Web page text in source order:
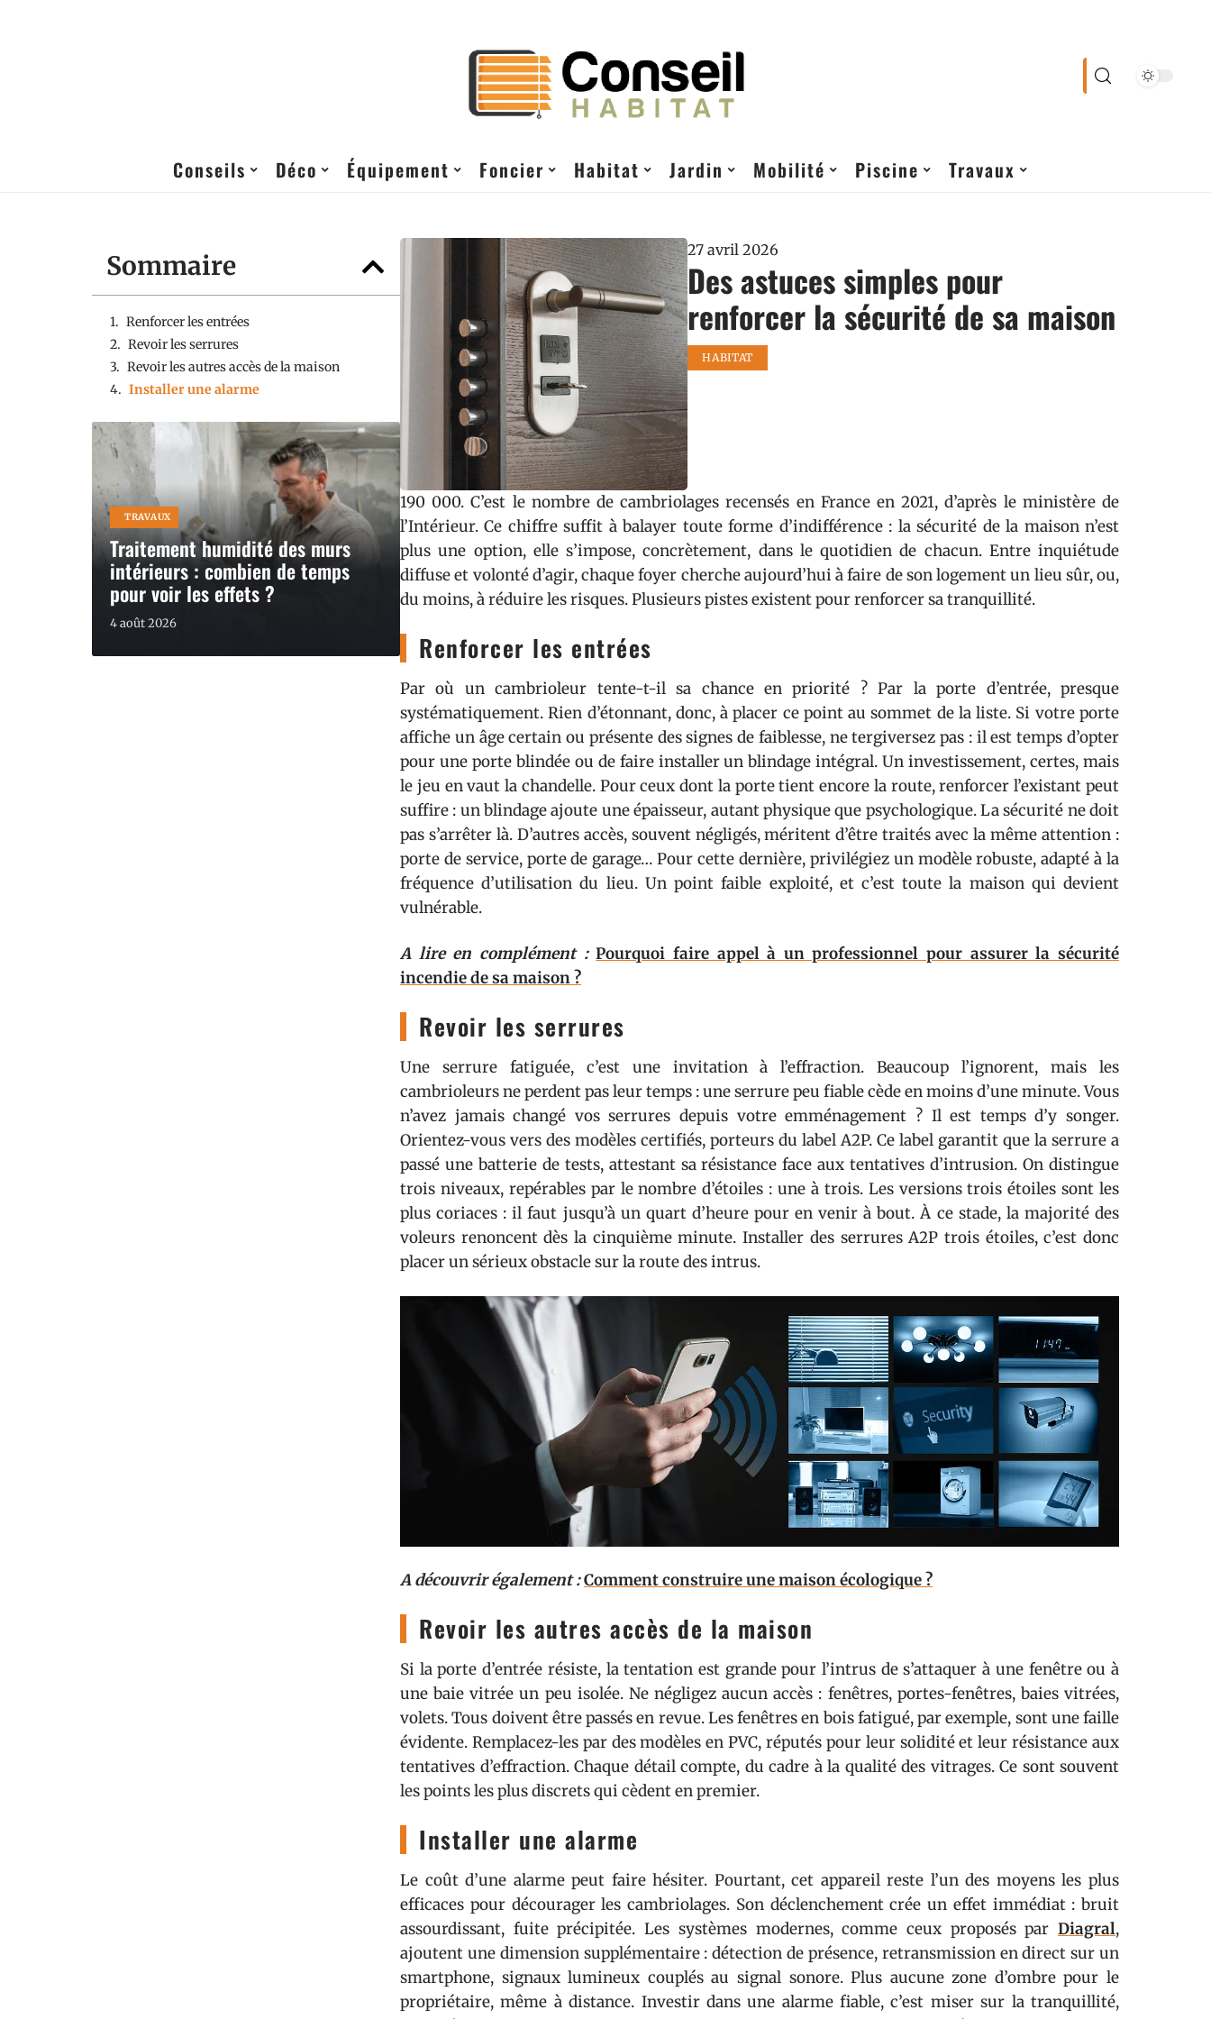
Conseils Déco Équipement Foncier Habitat Jardin Mobilité Piscine Travaux
Sommaire
Renforcer les entrées
Revoir les serrures
Revoir les autres accès de la maison
Installer une alarme
TRAVAUX
Traitement humidité des murs
intérieurs : combien de temps
pour voir les effets ?
4 août 2026
27 avril 2026
Des astuces simples pour
renforcer la sécurité de sa maison
HABITAT
190 000. C’est le nombre de cambriolages recensés en France en 2021, d’après le ministère de
l’Intérieur. Ce chiffre suffit à balayer toute forme d’indifférence : la sécurité de la maison n’est
plus une option, elle s’impose, concrètement, dans le quotidien de chacun. Entre inquiétude
diffuse et volonté d’agir, chaque foyer cherche aujourd’hui à faire de son logement un lieu sûr, ou,
du moins, à réduire les risques. Plusieurs pistes existent pour renforcer sa tranquillité.
Renforcer les entrées
Par où un cambrioleur tente-t-il sa chance en priorité ? Par la porte d’entrée, presque
systématiquement. Rien d’étonnant, donc, à placer ce point au sommet de la liste. Si votre porte
affiche un âge certain ou présente des signes de faiblesse, ne tergiversez pas : il est temps d’opter
pour une porte blindée ou de faire installer un blindage intégral. Un investissement, certes, mais
le jeu en vaut la chandelle. Pour ceux dont la porte tient encore la route, renforcer l’existant peut
suffire : un blindage ajoute une épaisseur, autant physique que psychologique. La sécurité ne doit
pas s’arrêter là. D’autres accès, souvent négligés, méritent d’être traités avec la même attention :
porte de service, porte de garage… Pour cette dernière, privilégiez un modèle robuste, adapté à la
fréquence d’utilisation du lieu. Un point faible exploité, et c’est toute la maison qui devient
vulnérable.
A lire en complément : Pourquoi faire appel à un professionnel pour assurer la sécurité
incendie de sa maison ?
Revoir les serrures
Une serrure fatiguée, c’est une invitation à l’effraction. Beaucoup l’ignorent, mais les
cambrioleurs ne perdent pas leur temps : une serrure peu fiable cède en moins d’une minute. Vous
n’avez jamais changé vos serrures depuis votre emménagement ? Il est temps d’y songer.
Orientez-vous vers des modèles certifiés, porteurs du label A2P. Ce label garantit que la serrure a
passé une batterie de tests, attestant sa résistance face aux tentatives d’intrusion. On distingue
trois niveaux, repérables par le nombre d’étoiles : une à trois. Les versions trois étoiles sont les
plus coriaces : il faut jusqu’à un quart d’heure pour en venir à bout. À ce stade, la majorité des
voleurs renoncent dès la cinquième minute. Installer des serrures A2P trois étoiles, c’est donc
placer un sérieux obstacle sur la route des intrus.
A découvrir également :Comment construire une maison écologique ?
Revoir les autres accès de la maison
Si la porte d’entrée résiste, la tentation est grande pour l’intrus de s’attaquer à une fenêtre ou à
une baie vitrée un peu isolée. Ne négligez aucun accès : fenêtres, portes-fenêtres, baies vitrées,
volets. Tous doivent être passés en revue. Les fenêtres en bois fatigué, par exemple, sont une faille
évidente. Remplacez-les par des modèles en PVC, réputés pour leur solidité et leur résistance aux
tentatives d’effraction. Chaque détail compte, du cadre à la qualité des vitrages. Ce sont souvent
les points les plus discrets qui cèdent en premier.
Installer une alarme
Le coût d’une alarme peut faire hésiter. Pourtant, cet appareil reste l’un des moyens les plus
efficaces pour décourager les cambriolages. Son déclenchement crée un effet immédiat : bruit
assourdissant, fuite précipitée. Les systèmes modernes, comme ceux proposés par Diagral,
ajoutent une dimension supplémentaire : détection de présence, retransmission en direct sur un
smartphone, signaux lumineux couplés au signal sonore. Plus aucune zone d’ombre pour le
propriétaire, même à distance. Investir dans une alarme fiable, c’est miser sur la tranquillité,